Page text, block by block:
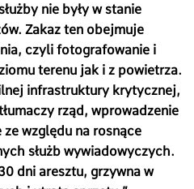
nie były w stanie
Zakaz ten obejmuje
czyli fotografowanie i
terenu jak i z powietrza.
infrastruktury krytycznej,
rząd, wprowadzenie
względu na rosnące
służb wywiadowyczych.
dni aresztu, grzywna w